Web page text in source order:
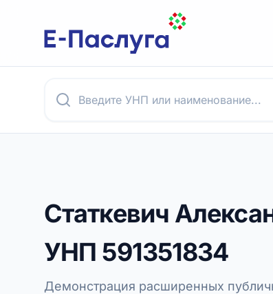
Статкевич
УНП 591351834
Демонстрация расширенных